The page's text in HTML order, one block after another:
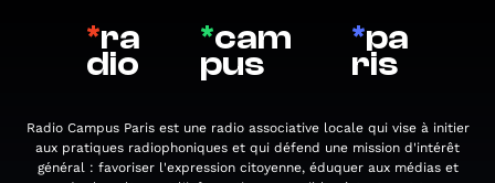
*ra
dio
*cam
pus
*pa
ris
Radio Campus Paris est une radio associative locale qui vise à initier
aux pratiques radiophoniques et qui défend une mission d'intérêt
général : favoriser l'expression citoyenne, éduquer aux médias et